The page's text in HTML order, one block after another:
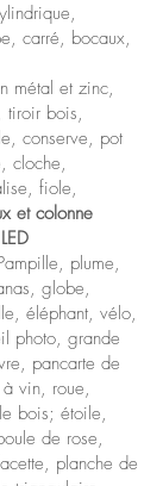
carré, bocaux,
métal et zinc,
tiroir bois,
conserve, pot
cloche,
fiole,
et colonne
plume,
globe,
éléphant, vélo,
photo, grande
pancarte de
vin, roue,
bois; étoile,
de rose,
planche de